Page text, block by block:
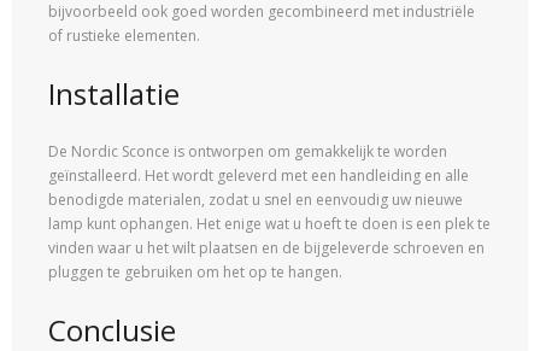
bijvoorbeeld ook goed worden gecombineerd met industriële
of rustieke elementen.
Installatie
De Nordic Sconce is ontworpen om gemakkelijk te worden
geïnstalleerd. Het wordt geleverd met een handleiding en alle
benodigde materialen, zodat u snel en eenvoudig uw nieuwe
lamp kunt ophangen. Het enige wat u hoeft te doen is een plek te
vinden waar u het wilt plaatsen en de bijgeleverde schroeven en
pluggen te gebruiken om het op te hangen.
Conclusie